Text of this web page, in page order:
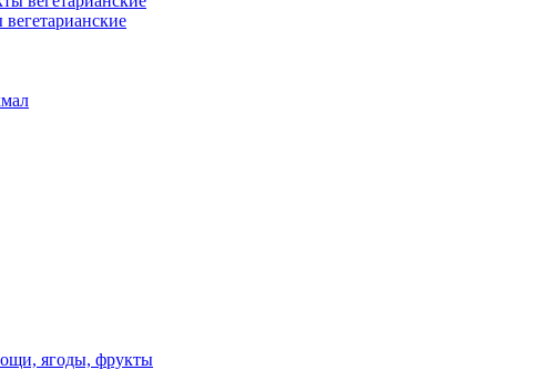
ягоды, фрукты